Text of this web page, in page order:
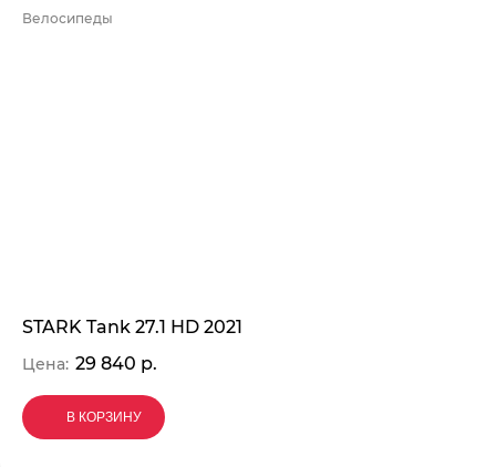
Велосипеды
STARK Tank 27.1 HD 2021
Цена: 29 840 р.
В КОРЗИНУ
В КОРЗИНУ
В КОРЗИНУ